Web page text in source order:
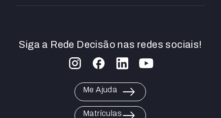
Siga a Rede Decisão nas redes sociais!
Me Ajuda
Matrículas